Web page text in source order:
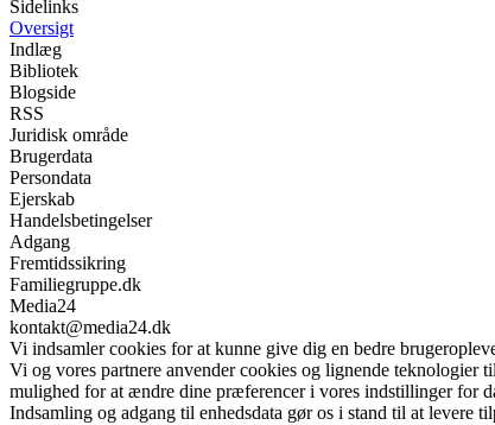
Sidelinks
Oversigt
Indlæg
Bibliotek
Blogside
RSS
Juridisk område
Brugerdata
Persondata
Ejerskab
Handelsbetingelser
Adgang
Fremtidssikring
Familiegruppe.dk
Media24
kontakt@media24.dk
Vi indsamler cookies for at kunne give dig en bedre
Vi og vores partnere anvender cookies og lignende teknologier
mulighed for at ændre dine præferencer i vores indstillinger for
Indsamling og adgang til enhedsdata gør os i stand til at levere